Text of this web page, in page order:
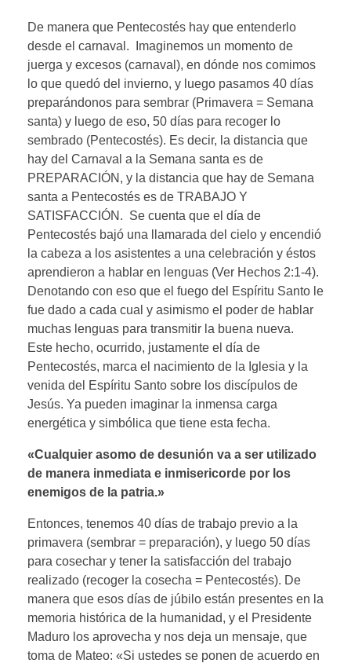
De manera que Pentecostés hay que entenderlo
desde el carnaval. Imaginemos un momento de
juerga y excesos (carnaval), en dónde nos comimos
lo que quedó del invierno, y luego pasamos 40 días
preparándonos para sembrar (Primavera = Semana
santa) y luego de eso, 50 días para recoger lo
sembrado (Pentecostés). Es decir, la distancia que
hay del Carnaval a la Semana santa es de
PREPARACIÓN, y la distancia que hay de Semana
santa a Pentecostés es de TRABAJO Y
SATISFACCIÓN. Se cuenta que el día de
Pentecostés bajó una llamarada del cielo y encendió
la cabeza a los asistentes a una celebración y éstos
aprendieron a hablar en lenguas (Ver Hechos 2:1-4).
Denotando con eso que el fuego del Espíritu Santo le
fue dado a cada cual y asimismo el poder de hablar
muchas lenguas para transmitir la buena nueva.
Este hecho, ocurrido, justamente el día de
Pentecostés, marca el nacimiento de la Iglesia y la
venida del Espíritu Santo sobre los discípulos de
Jesús. Ya pueden imaginar la inmensa carga
energética y simbólica que tiene esta fecha.
«Cualquier asomo de desunión va a ser utilizado
de manera inmediata e inmisericorde por los
enemigos de la patria.»
Entonces, tenemos 40 días de trabajo previo a la
primavera (sembrar = preparación), y luego 50 días
para cosechar y tener la satisfacción del trabajo
realizado (recoger la cosecha = Pentecostés). De
manera que esos días de júbilo están presentes en la
memoria histórica de la humanidad, y el Presidente
Maduro los aprovecha y nos deja un mensaje, que
toma de Mateo: «Si ustedes se ponen de acuerdo en